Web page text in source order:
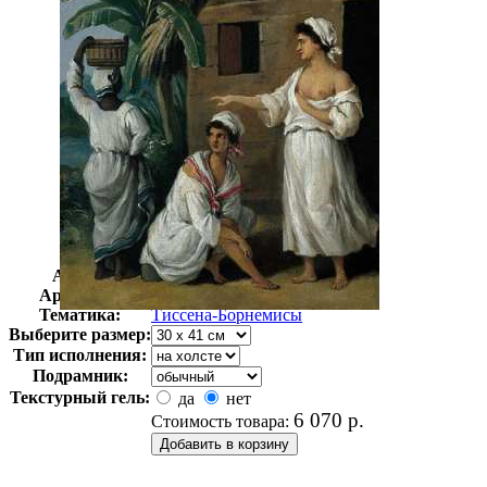
Автор:
Неизвестно
Арт-стиль
Импрессионизм
Тематика:
Тиссена-Борнемисы
Выберите размер:
Тип исполнения:
Подрамник:
Текстурный гель:
да
нет
Стоимость товара: 6 070 р.